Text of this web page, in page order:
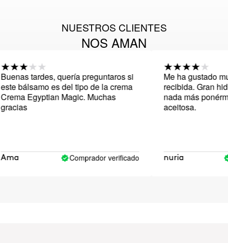
NUESTROS CLIENTES
NOS AMAN
tardes, quería preguntaros si
bálsamo es del tipo de la crema
Egyptian Magic. Muchas
Comprador verificado
Me ha gustado
recibida. Gran
nada más
aceitosa.
nuria